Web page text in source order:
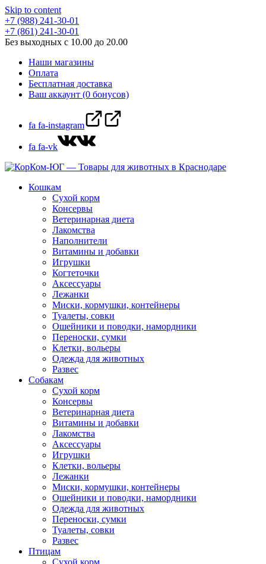
Skip to content
+7 (988) 241-30-01
+7 (861) 241-30-01
Без выходных с 10.00 до 20.00
Наши магазины
Оплата
Бесплатная доставка
Ваш аккаунт (0 бонусов)
fa fa-instagram
fa fa-vk
Кошкам
Сухой корм
Консервы
Ветеринарная диета
Лакомства
Наполнители
Витамины и добавки
Игрушки
Когтеточки
Аксессуары
Лежанки
Миски, кормушки, контейнеры
Туалеты, совки
Ошейники и поводки, намордники
Переноски, сумки
Клетки, вольеры
Одежда для животных
Развес
Собакам
Сухой корм
Консервы
Ветеринарная диета
Витамины и добавки
Лакомства
Аксессуары
Игрушки
Клетки, вольеры
Лежанки
Миски, кормушки, контейнеры
Ошейники и поводки, намордники
Одежда для животных
Переноски, сумки
Туалеты, совки
Развес
Птицам
Сухой корм